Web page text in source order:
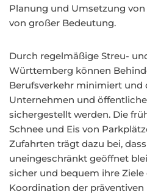
Planung und Umsetzung
von großer Bedeutung.
Durch regelmäßige Streu-
Württemberg können
Berufsverkehr minimiert und
Unternehmen und
sichergestellt werden. Die
Schnee und Eis von
Zufahrten trägt dazu bei,
uneingeschränkt geöffnet
sicher und bequem ihre Ziele
Koordination der